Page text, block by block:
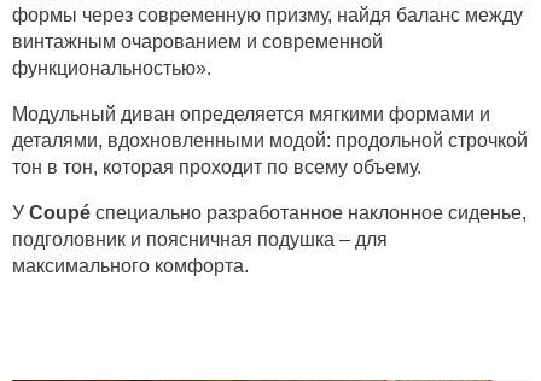
формы через современную призму, найдя баланс между
винтажным очарованием и современной
функциональностью».
Модульный диван определяется мягкими формами и
деталями, вдохновленными модой: продольной строчкой
тон в тон, которая проходит по всему объему.
У Coupé специально разработанное наклонное сиденье,
подголовник и поясничная подушка – для
максимального комфорта.